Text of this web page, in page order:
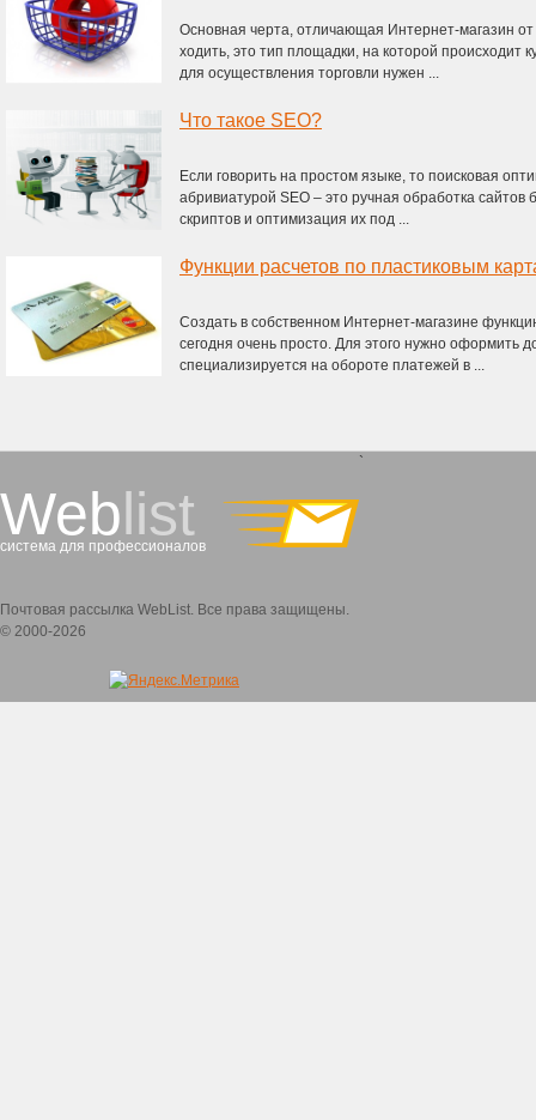
Основная черта, отличающая Интернет-магазин
ходить, это тип площадки, на которой происходит
для осуществления торговли нужен ...
Что такое SEO?
Если говорить на простом языке, то поисковая
абривиатурой SEO – это ручная обработка
скриптов и оптимизация их под ...
Функции расчетов по пластиковым
Создать в собственном Интернет-магазине
сегодня очень просто. Для этого нужно оформить
специализируется на обороте платежей в ...
Weblist
система для профессионалов
`
Почтовая рассылка WebList. Все права защищены.
© 2000-2026